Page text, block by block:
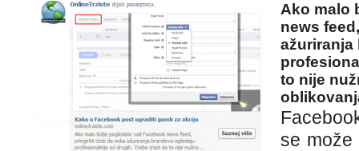
Ako malo
news
ažuriranja
to nije
se može